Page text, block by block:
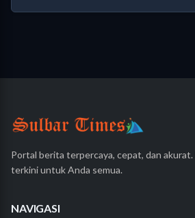
Portal berita terpercaya, cepat, dan
terkini untuk Anda semua.
NAVIGASI